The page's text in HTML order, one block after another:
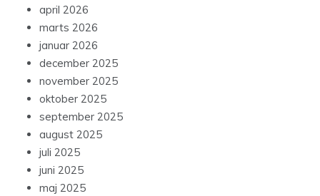
april 2026
marts 2026
januar 2026
december 2025
november 2025
oktober 2025
september 2025
august 2025
juli 2025
juni 2025
maj 2025